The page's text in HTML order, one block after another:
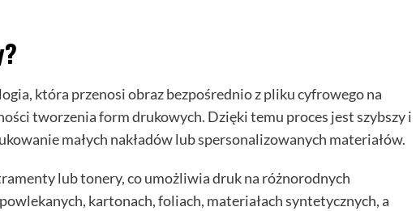
która przenosi obraz bezpośrednio z pliku cyfrowego na
tworzenia form drukowych. Dzięki temu proces jest szybszy i
małych nakładów lub spersonalizowanych materiałów.
lub tonery, co umożliwia druk na różnorodnych
kartonach, foliach, materiałach syntetycznych, a